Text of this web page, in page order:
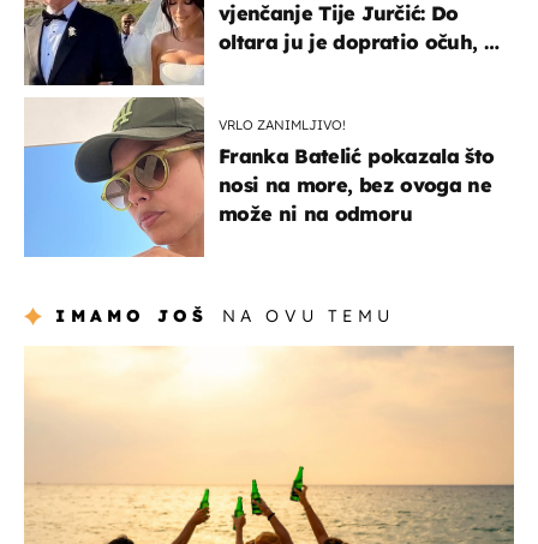
vjenčanje Tije Jurčić: Do
oltara ju je dopratio očuh, a
VRLO ZANIMLJIVO!
Franka Batelić pokazala što
nosi na more, bez ovoga ne
može ni na odmoru
IMAMO JOŠ NA OVU TEMU